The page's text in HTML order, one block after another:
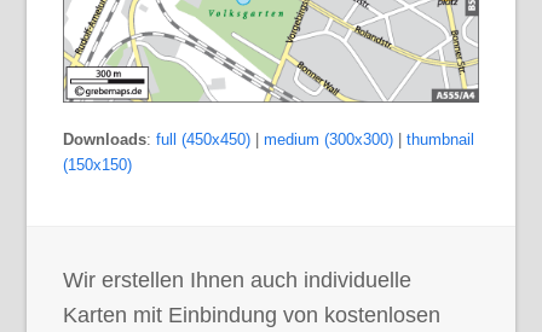
Downloads:full (450x450) |medium (300x300) |thumbnail
(150x150)
Wir erstellen Ihnen auch individuelle
Karten mit Einbindung von kostenlosen